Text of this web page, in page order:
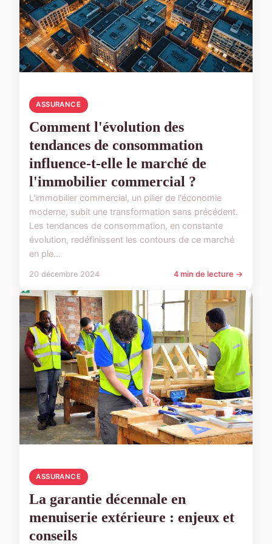
ASSURANCE
Comment l'évolution des
tendances de consommation
influence-t-elle le marché de
l'immobilier commercial ?
L'immobilier commercial, un pilier de l'économie
moderne, subit une transformation sans précédent.
Les tendances de consommation, en constante
évolution, redéfinissent les contours de ce marché
en ple...
20 décembre 2024 4 min de lecture →
ASSURANCE
La garantie décennale en
menuiserie extérieure : enjeux et
conseils